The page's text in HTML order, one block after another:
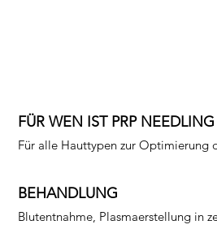
FÜR WEN IST PRP
Für alle Hauttypen zur Optimierung
BEHANDLUNG
Blutentnahme, Plasmaerstellung in